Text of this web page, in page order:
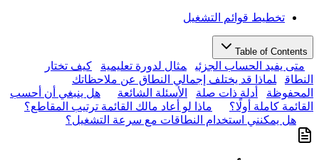
تخطيط قوائم التشغيل
Table of Contents
متى يفيد الحساب الجزئي مثال لدورة تعليمية
كيف تختار
النطاق
لماذا قد يختلف إجمالي النطاق عن ملاحظاتك
المحفوظة
أدلة ذات صلة الأسئلة الشائعة
هل ينبغي أن أحسب
القائمة كاملة أولًا؟
ماذا لو أعاد مالك القائمة ترتيب المقاطع؟
هل يمكنني استخدام النطاقات مع سرعة التشغيل؟